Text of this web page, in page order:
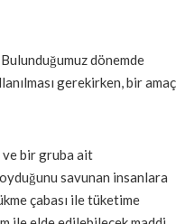
dönemde
gerekirken, bir amaç
bir gruba ait
savunan insanlara
çabası ile tüketime